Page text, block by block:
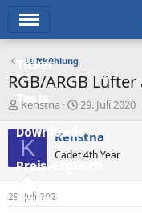
Ticker
Tests
Downloads
Preisvergleich
Forum
Luftkühlung
RGB/ARGB
E
s
e
e
Kenstna
E
s
e
t
29. Juli 2020
K Kenstna
Cadet 4th Year
29. Juli 2020